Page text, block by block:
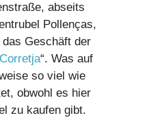
abseits
Pollenças,
Geschäft der
“. Was auf
so viel wie
obwohl es hier
zu kaufen gibt.